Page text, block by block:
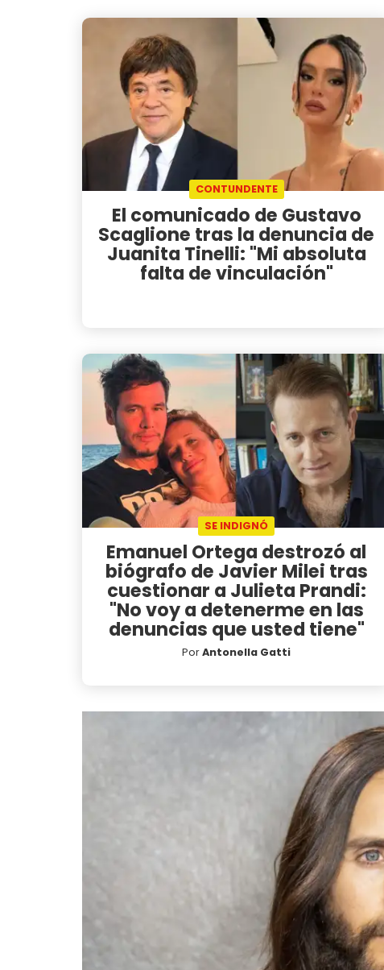
CONTUNDENTE
El comunicado de Gustavo
Scaglione tras la denuncia de
Juanita Tinelli: "Mi absoluta
falta de vinculación"
SE INDIGNÓ
Emanuel Ortega destrozó al
biógrafo de Javier Milei tras
cuestionar a Julieta Prandi:
"No voy a detenerme en las
denuncias que usted tiene"
PorAntonella Gatti